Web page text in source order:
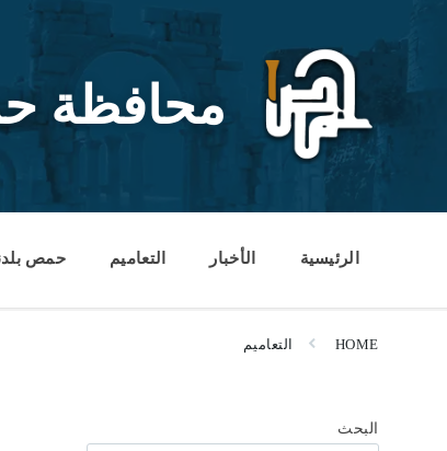
content
محافظة
الرئيسية الأخبار التعاميم حمص
HOME التعاميم
البحث